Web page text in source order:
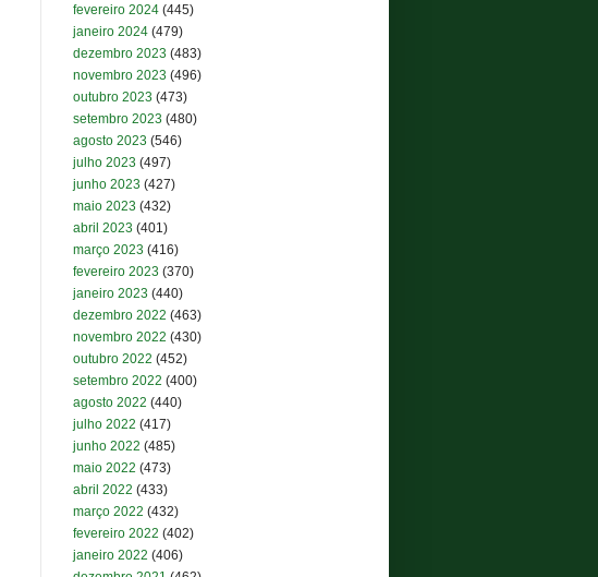
fevereiro 2024 (445)
janeiro 2024 (479)
dezembro 2023 (483)
novembro 2023 (496)
outubro 2023 (473)
setembro 2023 (480)
agosto 2023 (546)
julho 2023 (497)
junho 2023 (427)
maio 2023 (432)
abril 2023 (401)
março 2023 (416)
fevereiro 2023 (370)
janeiro 2023 (440)
dezembro 2022 (463)
novembro 2022 (430)
outubro 2022 (452)
setembro 2022 (400)
agosto 2022 (440)
julho 2022 (417)
junho 2022 (485)
maio 2022 (473)
abril 2022 (433)
março 2022 (432)
fevereiro 2022 (402)
janeiro 2022 (406)